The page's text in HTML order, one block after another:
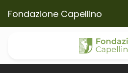
Fondazione Capellino